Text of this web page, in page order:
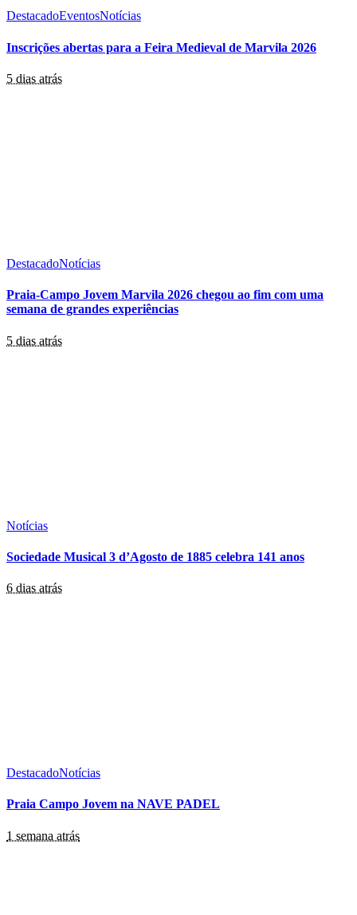
DestacadoEventosNotícias
Inscrições abertas para a Feira Medieval de Marvila 2026
5 dias atrás
DestacadoNotícias
Praia-Campo Jovem Marvila 2026 chegou ao fim com uma
semana de grandes experiências
5 dias atrás
Notícias
Sociedade Musical 3 d’Agosto de 1885 celebra 141 anos
6 dias atrás
DestacadoNotícias
Praia Campo Jovem na NAVE PADEL
1 semana atrás